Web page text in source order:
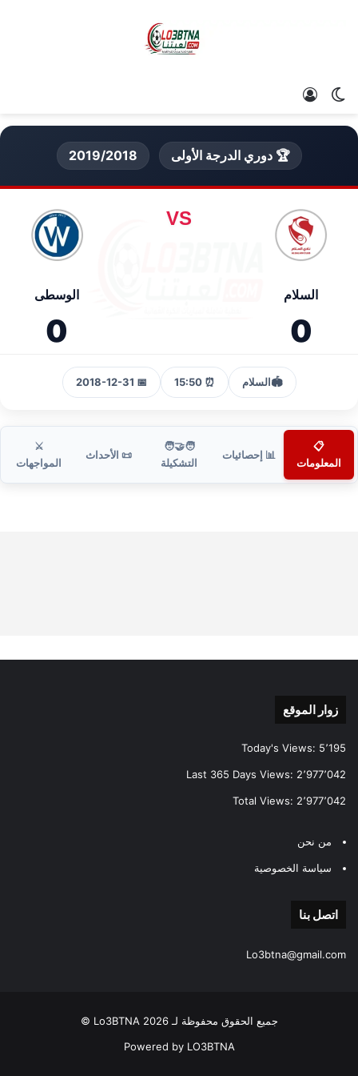
الوضع المظلم
🏆 دوري الدرجة الأولى 2019/2018
السلام
0
VS
الوسطى
0
🏟️السلام ⏰ 15:50
📅 2018-12-31
📋
المعلومات
📊 إحصائيات
🧑‍🤝‍🧑
التشكيلة
📜 الأحداث
⚔️
المواجهات
زوار الموقع
Today's Views: 5٬195
Last 365 Days Views: 2٬977٬042
Total Views: 2٬977٬042
من نحن
سياسة الخصوصية
اتصل بنا
Lo3btna@gmail.com
جميع الحقوق محفوظة لـ Lo3BTNA 2026 ©
Powered by LO3BTNA